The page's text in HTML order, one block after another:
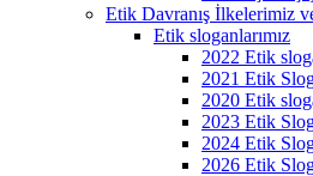
Etik Davranış İlkelerimiz
Etik sloganlarımız
2022 Etik
2021 Etik
2020 Etik
2023 Etik
2024 Etik
2026 Etik